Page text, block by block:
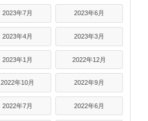
2023年7月 2023年6月
2023年4月 2023年3月
2023年1月 2022年12月
2022年10月 2022年9月
2022年7月 2022年6月